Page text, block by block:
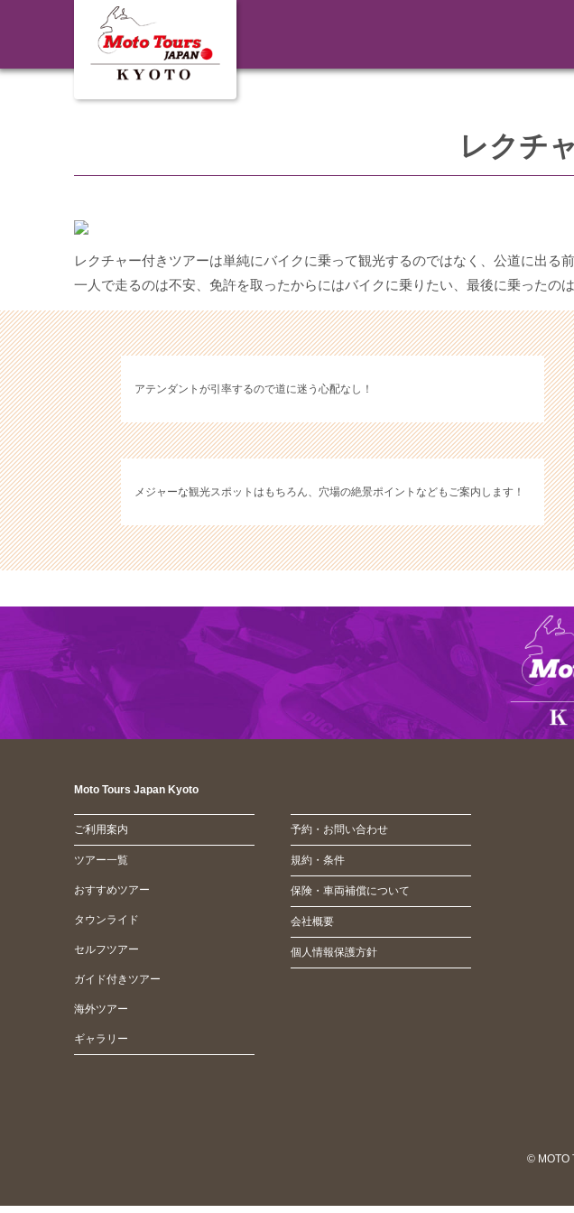
レクチ
レクチャー付きツアーは単純にバイクに乗って観光するのではなく、公道に出る
一人で走るのは不安、免許を取ったからにはバイクに乗りたい、最後に乗ったの
アテンダントが引率するので道に迷う心配なし！
メジャーな観光スポットはもちろん、穴場の絶景ポイントなどもご案内します！
Moto Tours Japan Kyoto
ご利用案内
ツアー一覧
おすすめツアー
タウンライド
セルフツアー
ガイド付きツアー
海外ツアー
ギャラリー
予約・お問い合わせ
規約・条件
保険・車両補償について
会社概要
個人情報保護方針
© MOTO